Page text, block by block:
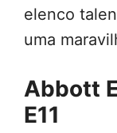
elenco
uma
Abbott
E11